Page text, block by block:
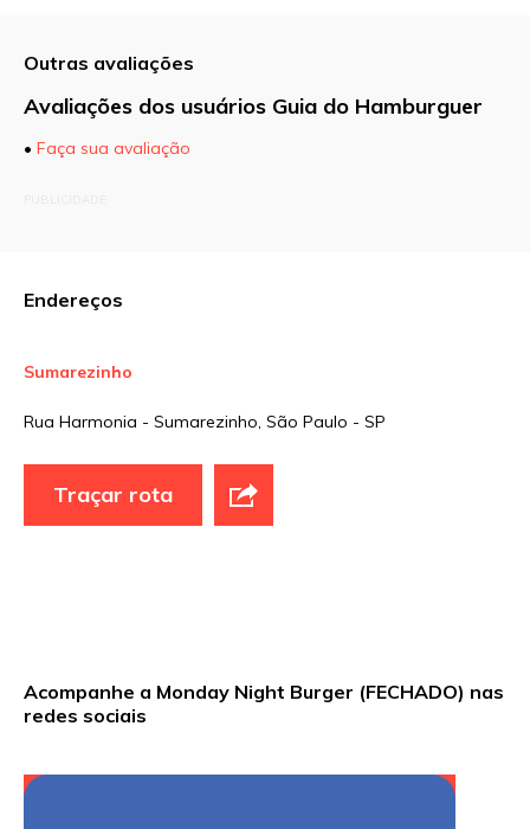
Outras avaliações
Avaliações dos usuários Guia do Hamburguer
• Faça sua avaliação
E-mail*
Endereços
Sumarezinho
Rua Harmonia - Sumarezinho, São Paulo - SP
Traçar rota
Acompanhe a Monday Night Burger (FECHADO) nas
redes sociais